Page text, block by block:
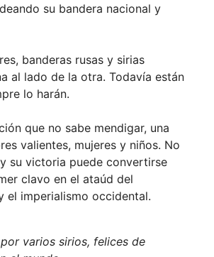
su bandera nacional y
banderas rusas y sirias
al lado de la otra. Todavía están
lo harán.
que no sabe mendigar, una
valientes, mujeres y niños. No
su victoria puede convertirse
clavo en el ataúd del
el imperialismo occidental.
varios sirios, felices de